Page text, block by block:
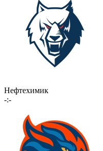
Нефтехимик
-:-